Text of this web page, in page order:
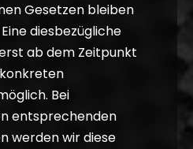
Gesetzen bleiben
diesbezügliche
ab dem Zeitpunkt
Bei
entsprechenden
werden wir diese